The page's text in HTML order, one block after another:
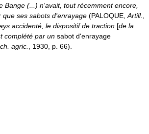
Bange (...) n'avait, tout récemment encore,
que ses sabots d'enrayage (PALOQUE, Artill.
accidenté, le dispositif de traction [de la
complété par un sabot d'enrayage
agric. , 1930, p. 66).